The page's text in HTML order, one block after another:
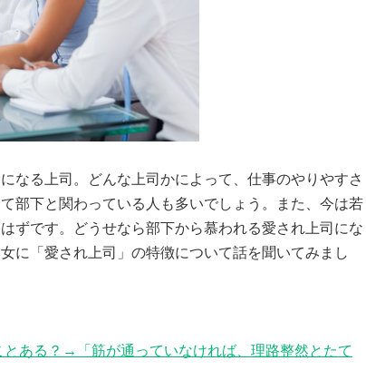
なる上司。どんな上司かによって、仕事のやりやすさ
部下と関わっている人も多いでしょう。また、今は若
ずです。どうせなら部下から慕われる愛され上司にな
に「愛され上司」の特徴について話を聞いてみまし
ある？→「筋が通っていなければ、理路整然とたて